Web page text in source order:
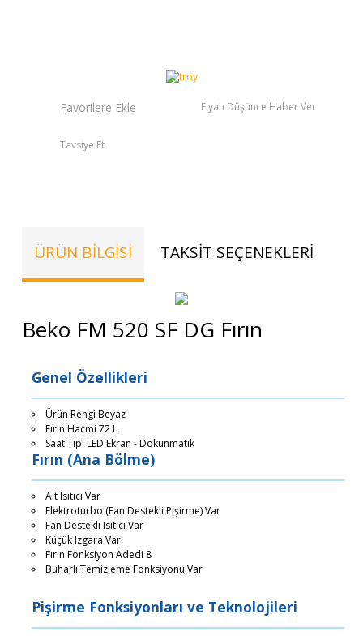
Fiyatı Düşünce Haber Ver
Tavsiye Et
ÜRÜN BILGISI TAKSIT SEÇENEKLERI
Beko FM 520 SF DG Fırın
Genel Özellikleri
Ürün Rengi Beyaz
Fırın Hacmi 72 L
Saat Tipi LED Ekran - Dokunmatik
Fırın (Ana Bölme)
Alt Isıtıcı Var
Elektroturbo (Fan Destekli Pişirme) Var
Fan Destekli Isıtıcı Var
Küçük Izgara Var
Fırın Fonksiyon Adedi 8
Buharlı Temizleme Fonksiyonu Var
Pişirme Fonksiyonları ve Teknolojileri